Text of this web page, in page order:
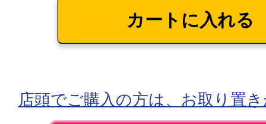
店頭でご購入の方は、お取り置